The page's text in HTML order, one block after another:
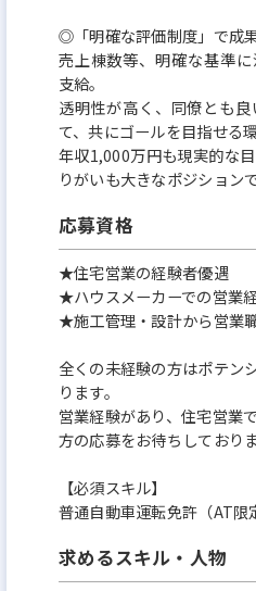
◎「明確な評価制度」で成
売上棟数等、明確な基準
支給。
透明性が高く、同僚とも
て、共にゴールを目指せる環
年収1,000万円も現実的な
りがいも大きなポジション
応募資格
★住宅営業の経験者優遇
★ハウスメーカーでの営業
★施工管理・設計から営業
全くの未経験の方はポテン
ります。
営業経験があり、住宅営業
方の応募をお待ちしており
【必須スキル】
普通自動車運転免許（AT限
求めるスキル・人物